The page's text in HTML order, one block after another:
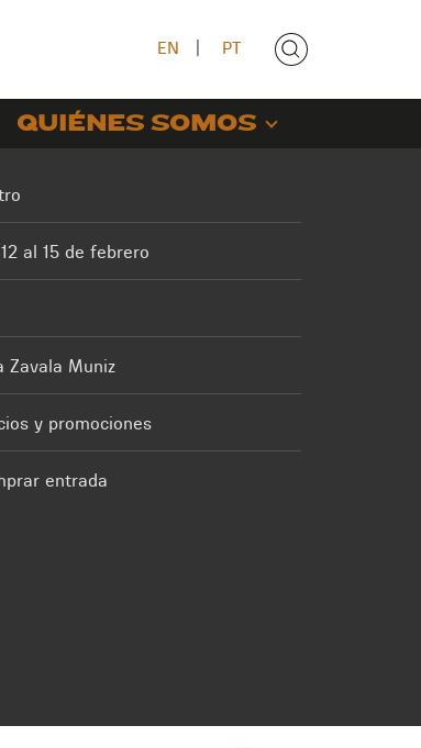
EN PT
QUIÉNES SOMOS
al 15 de febrero
Zavala Muniz
y promociones
entrada